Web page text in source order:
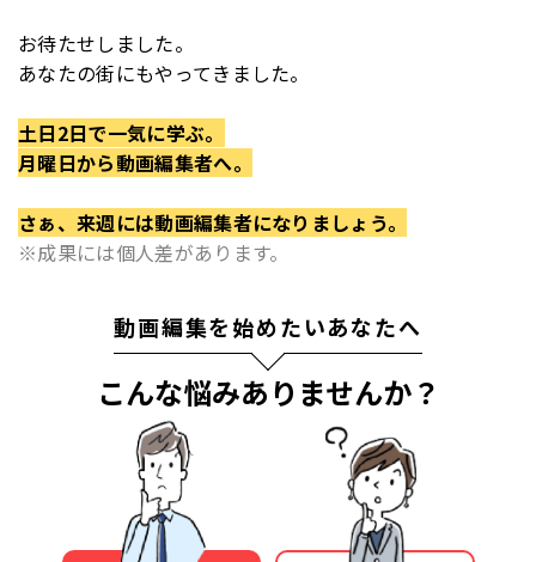
お待たせしました。
あなたの街にもやってきました。
土日2日で一気に学ぶ。
月曜日から動画編集者へ。
さぁ、来週には動画編集者になりましょう。
※成果には個人差があります。
動画編集を始めたいあなたへ
こんな悩みありませんか？